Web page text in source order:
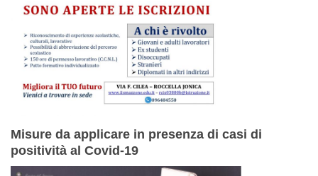
Misure da applicare in presenza di casi di
positività al Covid-19